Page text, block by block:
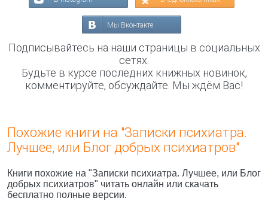
Мы Вконтакте
Подписывайтесь на наши страницы в социальных
сетях.
Будьте в курсе последних книжных новинок,
комментируйте, обсуждайте. Мы ждём Вас!
Похожие книги на "Записки психиатра.
Лучшее, или Блог добрых психиатров"
Книги похожие на "Записки психиатра. Лучшее, или Блог
добрых психиатров" читать онлайн или скачать
бесплатно полные версии.